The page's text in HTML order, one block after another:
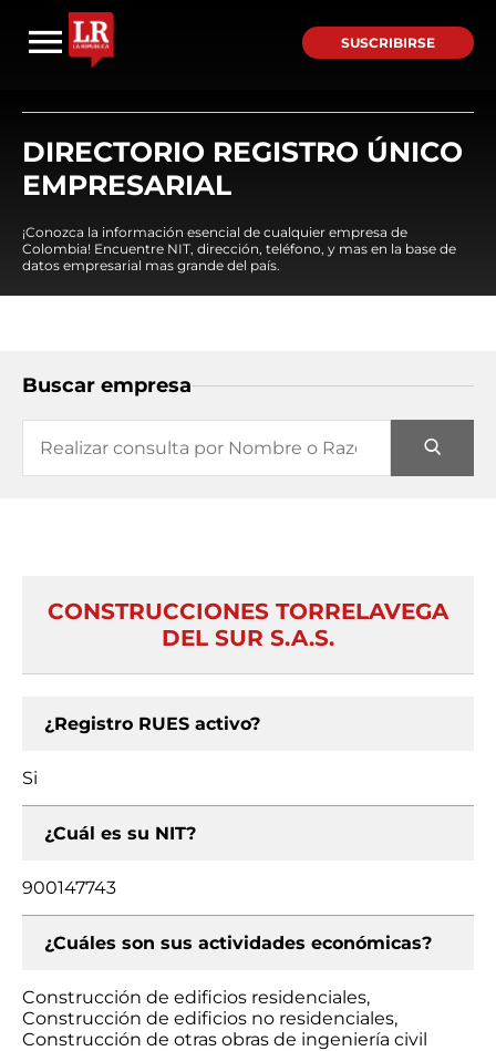
SUSCRIBIRSE
DIRECTORIO REGISTRO ÚNICO
EMPRESARIAL
¡Conozca la información esencial de cualquier empresa de
Colombia! Encuentre NIT, dirección, teléfono, y mas en la base de
datos empresarial mas grande del país.
Buscar empresa
CONSTRUCCIONES TORRELAVEGA
DEL SUR S.A.S.
¿Registro RUES activo?
Si
¿Cuál es su NIT?
900147743
¿Cuáles son sus actividades económicas?
Construcción de edificios residenciales,
Construcción de edificios no residenciales,
Construcción de otras obras de ingeniería civil